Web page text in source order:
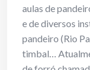
aulas de
e de diversos
pandeiro (Rio
timbal…